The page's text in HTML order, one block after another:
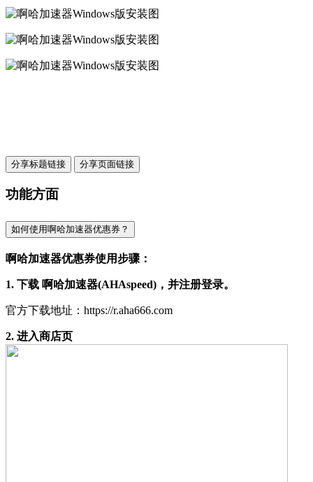
分享标题链接 分享页面链接
功能方面
如何使用啊哈加速器优惠券？
啊哈加速器优惠券使用步骤：
1. 下载 啊哈加速器(AHAspeed)，并注册登录。
官方下载地址：https://r.aha666.com
2. 进入商店页